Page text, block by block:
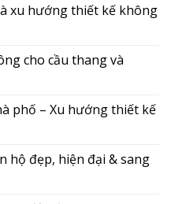
xu hướng thiết kế không
cho cầu thang và
phố – Xu hướng thiết kế
hộ đẹp, hiện đại & sang